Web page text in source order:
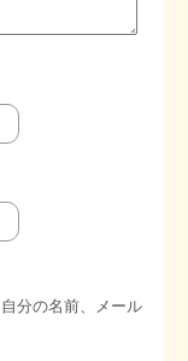
分の名前、メール